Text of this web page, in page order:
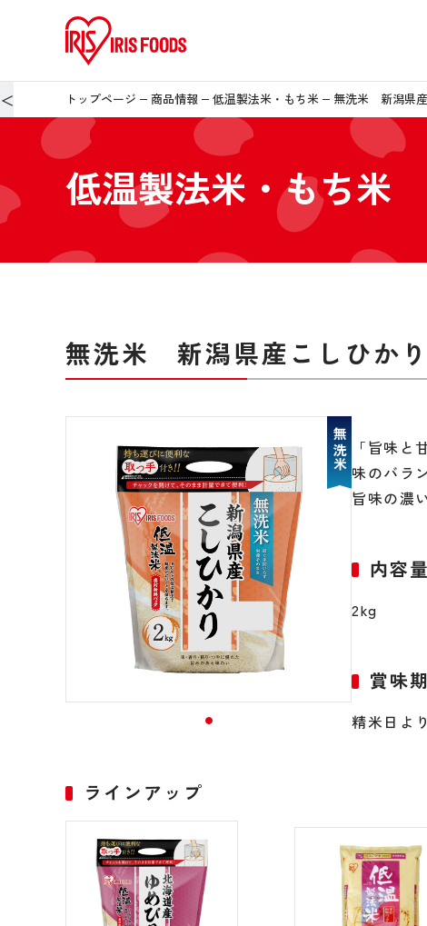
＜ トップページ 商品情報 低温製法米・もち米 無洗米 新潟県
低温製法米・もち米
無洗米 新潟県産こしひか
無洗米 「旨味と
味のバラ
旨味の濃
内容量
2kg
賞味
精米日よ
ラインアップ